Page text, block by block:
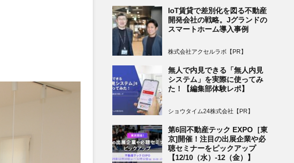
IoT賃貸で差別化を図る不動産
開発会社の戦略。Jグランドの
スマートホーム導入事例
株式会社アクセルラボ【PR】
無人で内見できる「無人内見
システム」を実際に使ってみ
た！【編集部体験レポ】
ショウタイム24株式会社【PR】
第6回不動産テック EXPO［東
京]開催！注目の出展企業や必
聴セミナーをピックアップ
【12/10（水）-12（金）】